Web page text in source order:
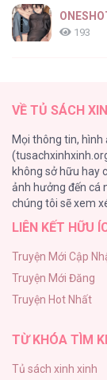
193
184
Cuộc
140
Đứa Nhỏ
Mùa
104
VỀ TỦ SÁCH
Mọi thông tin,
không sở hữu hay
ảnh hưởng đến cá
chúng tôi sẽ xem
LIÊN KẾT HỮU
Truyện Mới Cập
Truyện Mới Đăng
Truyện Hot Nhất
TỪ KHÓA TÌM
Tủ sách xinh xinh